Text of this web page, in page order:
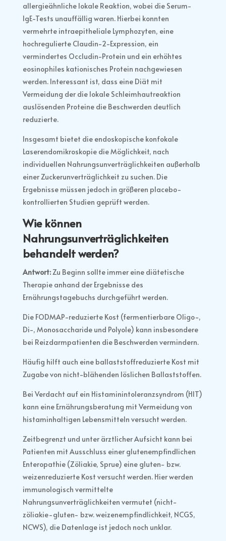
allergieähnliche lokale Reaktion, wobei die Serum-
IgE-Tests unauffällig waren. Hierbei konnten
vermehrte intraepitheliale Lymphozyten, eine
hochregulierte Claudin-2-Expression, ein
vermindertes Occludin-Protein und ein erhöhtes
eosinophiles kationisches Protein nachgewiesen
werden. Interessant ist, dass eine Diät mit
Vermeidung der die lokale Schleimhautreaktion
auslösenden Proteine die Beschwerden deutlich
reduzierte.
Insgesamt bietet die endoskopische konfokale
Laserendomikroskopie die Möglichkeit, nach
individuellen Nahrungsunverträglichkeiten außerhalb
einer Zuckerunverträglichkeit zu suchen. Die
Ergebnisse müssen jedoch in größeren placebo-
kontrollierten Studien geprüft werden.
Wie können
Nahrungsunverträglichkeiten
behandelt werden?
Antwort: Zu Beginn sollte immer eine diätetische
Therapie anhand der Ergebnisse des
Ernährungstagebuchs durchgeführt werden.
Die FODMAP-reduzierte Kost (fermentierbare Oligo-,
Di-, Monosaccharide und Polyole) kann insbesondere
bei Reizdarmpatienten die Beschwerden vermindern.
Häufig hilft auch eine ballaststoffreduzierte Kost mit
Zugabe von nicht-blähenden löslichen Ballaststoffen.
Bei Verdacht auf ein Histaminintoleranzsyndrom (HIT)
kann eine Ernährungsberatung mit Vermeidung von
histaminhaltigen Lebensmitteln versucht werden.
Zeitbegrenzt und unter ärztlicher Aufsicht kann bei
Patienten mit Ausschluss einer glutenempfindlichen
Enteropathie (Zöliakie, Sprue) eine gluten- bzw.
weizenreduzierte Kost versucht werden. Hier werden
immunologisch vermittelte
Nahrungsunverträglichkeiten vermutet (nicht-
zöliakie-gluten- bzw. weizenempfindlichkeit, NCGS,
NCWS), die Datenlage ist jedoch noch unklar.